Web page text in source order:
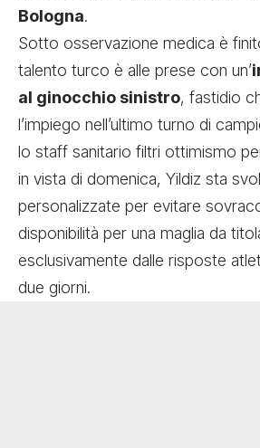
Bologna.
Sotto osservazione medica è
talento turco è alle prese con un’
al ginocchio sinistro, fastidio
l’impiego nell’ultimo turno di
lo staff sanitario filtri ottimismo
in vista di domenica, Yildiz sta
personalizzate per evitare
disponibilità per una maglia da
esclusivamente dalle risposte
due giorni.